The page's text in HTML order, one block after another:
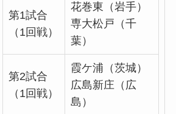
第1試合
（1回戦）
花巻東（岩手）
専大松戸（千
葉）
第2試合
（1回戦）
霞ケ浦（茨城）
広島新庄（広
島）